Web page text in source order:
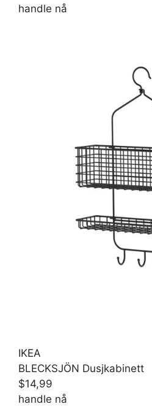
handle nå
IKEA
BLECKSJÖN Dusjkabinett
$14,99
handle nå